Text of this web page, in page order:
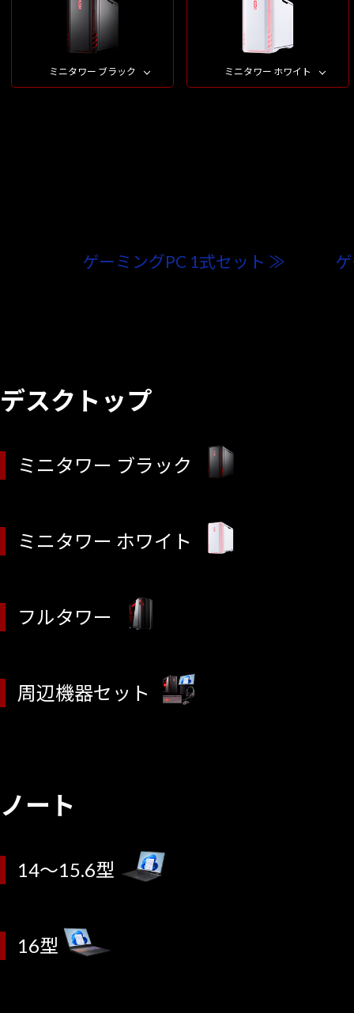
ミニタワー ブラック ミニタワー ホワイト
ゲーミングPC 1式セット ≫
デスクトップ
ミニタワー ブラック
ミニタワー ホワイト
フルタワー
周辺機器セット
ノート
14～15.6型
16型